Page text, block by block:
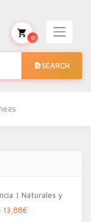
SEARCH
0
| Naturales y
El
13,88€El